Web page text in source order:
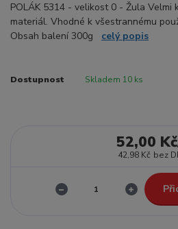
POLÁK 5314 - velikost 0 - Žula Velmi
materiál. Vhodné k všestrannému
Obsah balení 300g celý popis
Dostupnost Skladem 10 ks
52,00 Kč
42,98 Kč bez